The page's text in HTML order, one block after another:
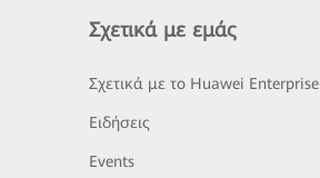
Σχετικά με εμάς
Σχετικά με το Huawei Enterprise
Ειδήσεις
Events